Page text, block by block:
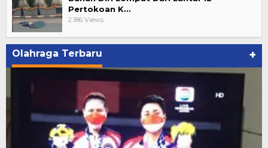
Pertokoan K…
2.186 Views
Olahraga Terbaru +